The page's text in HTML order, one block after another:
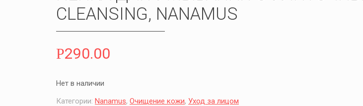
CLEANSING, NANAMUS
Р290.00
Нет в наличии
Категории: Nanamus, Очищение кожи, Уход за лицом